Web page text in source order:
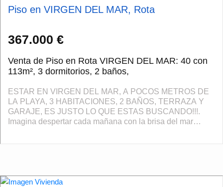
Piso en VIRGEN DEL MAR, Rota
367.000 €
Venta de Piso en Rota VIRGEN DEL MAR: 40 con
113m², 3 dormitorios, 2 baños,
ESTAR EN VIRGEN DEL MAR, A POCOS METROS DE
LA PLAYA, 3 HABITACIONES, 2 BAÑOS, TERRAZA Y
GARAJE, ES JUSTO LO QUE ESTAS BUSCANDO!!!.
Imagina despertar cada mañana con la brisa del mar